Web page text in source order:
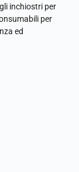
inchiostri per
per
ed